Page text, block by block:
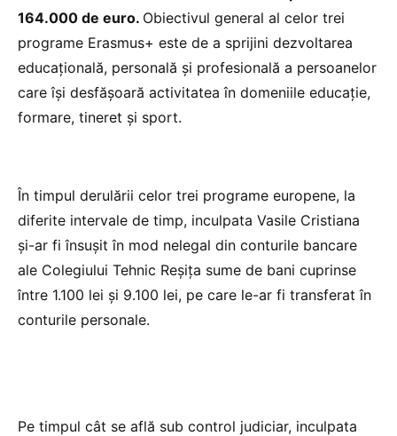
164.000 de euro. Obiectivul general al celor trei
programe Erasmus+ este de a sprijini dezvoltarea
educațională, personală și profesională a persoanelor
care își desfășoară activitatea în domeniile educație,
formare, tineret și sport.
În timpul derulării celor trei programe europene, la
diferite intervale de timp, inculpata Vasile Cristiana
și-ar fi însușit în mod nelegal din conturile bancare
ale Colegiului Tehnic Reșița sume de bani cuprinse
între 1.100 lei și 9.100 lei, pe care le-ar fi transferat în
conturile personale.
Pe timpul cât se află sub control judiciar, inculpata